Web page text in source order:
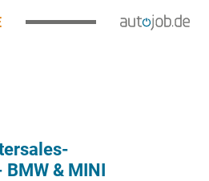
& MINI